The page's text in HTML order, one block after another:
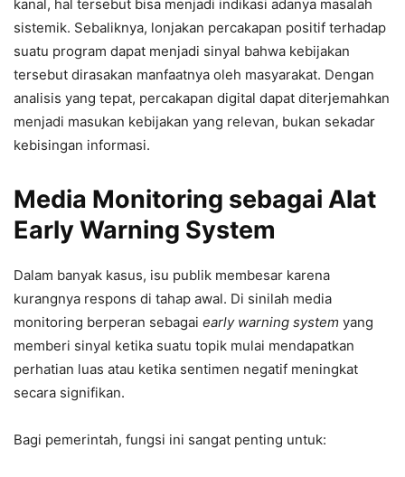
kanal, hal tersebut bisa menjadi indikasi adanya masalah
sistemik. Sebaliknya, lonjakan percakapan positif terhadap
suatu program dapat menjadi sinyal bahwa kebijakan
tersebut dirasakan manfaatnya oleh masyarakat. Dengan
analisis yang tepat, percakapan digital dapat diterjemahkan
menjadi masukan kebijakan yang relevan, bukan sekadar
kebisingan informasi.
Media Monitoring sebagai Alat
Early Warning System
Dalam banyak kasus, isu publik membesar karena
kurangnya respons di tahap awal. Di sinilah media
monitoring berperan sebagai early warning system yang
memberi sinyal ketika suatu topik mulai mendapatkan
perhatian luas atau ketika sentimen negatif meningkat
secara signifikan.
Bagi pemerintah, fungsi ini sangat penting untuk: